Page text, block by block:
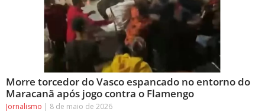
Morre torcedor do Vasco espancado no entorno do
Maracanã após jogo contra o Flamengo
Jornalismo 8 de maio de 2026